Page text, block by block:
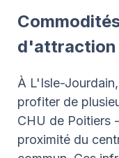
d'attraction
À L'Isle-
profiter de
CHU de Poitiers
proximité du